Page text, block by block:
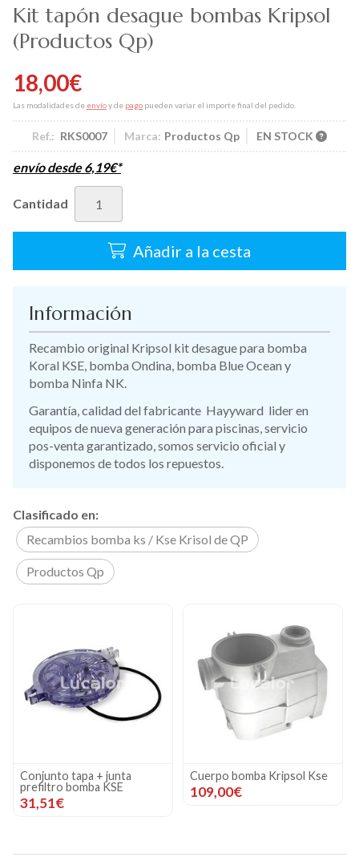
Kit tapón desague bombas Kripsol
(Productos Qp)
18,00€
Las modalidades de envíoy de pago pueden variar el importe final del pedido.
Ref.: RKS0007 Marca: Productos Qp EN STOCK
envío desde6,19€*
Cantidad
Añadir a la cesta
Información
Recambio original Kripsol kit desague para bomba
Koral KSE, bomba Ondina, bomba Blue Ocean y
bomba Ninfa NK.
Garantía, calidad del fabricante Hayyward lider en
equipos de nueva generación para piscinas, servicio
pos-venta garantizado, somos servicio oficial y
disponemos de todos los repuestos.
Clasificado en:
Recambios bomba ks / Kse Krisol de QP
Productos Qp
Cuerpo bomba Kripsol Kse
109,00€
Difusor bomba Kripsol Kse
24,00€